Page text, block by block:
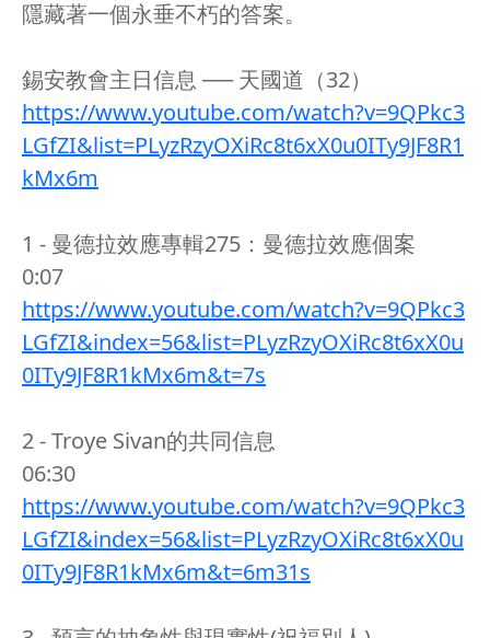
隱藏著一個永垂不朽的答案。
錫安教會主日信息 ── 天國道（32）
https://www.youtube.com/watch?v=9QPkc3
LGfZI&list=PLyzRzyOXiRc8t6xX0u0ITy9JF8R1
kMx6m
1 - 曼德拉效應專輯275：曼德拉效應個案
0:07
https://www.youtube.com/watch?v=9QPkc3
LGfZI&index=56&list=PLyzRzyOXiRc8t6xX0u
0ITy9JF8R1kMx6m&t=7s
2 - Troye Sivan的共同信息
06:30
https://www.youtube.com/watch?v=9QPkc3
LGfZI&index=56&list=PLyzRzyOXiRc8t6xX0u
0ITy9JF8R1kMx6m&t=6m31s